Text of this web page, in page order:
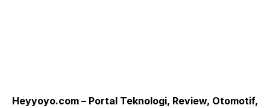
Heyyoyo.com – Portal Teknologi, Review, Otomotif,